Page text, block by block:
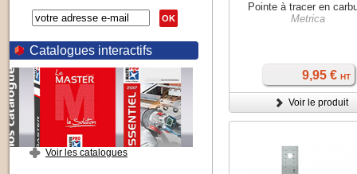
OK
Catalogues interactifs
Voir les catalogues
Pointe à tracer en
Metrica
9,95 € HT
Voir le produit